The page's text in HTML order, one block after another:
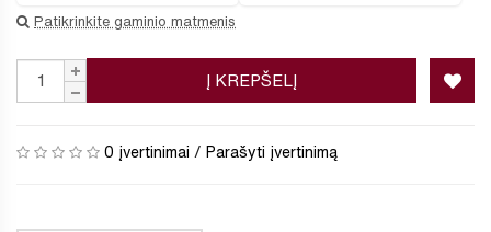
Patikrinkite gaminio matmenis
Į KREPŠELĮ
0 įvertinimai / Parašyti įvertinimą